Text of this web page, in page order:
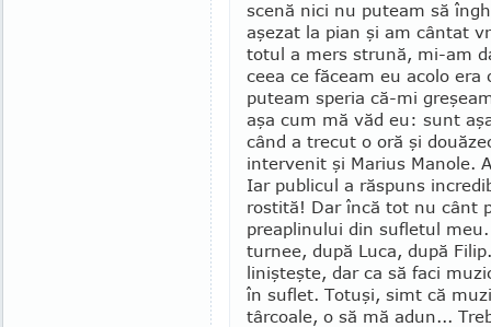
scenă nici nu puteam să
aşezat la pian şi am cântat
totul a mers strună, mi-am
ceea ce făceam eu acolo
puteam speria că-mi
aşa cum mă văd eu: sunt
când a trecut o oră şi
intervenit şi Marius Manole.
Iar publicul a răspuns
rostită! Dar încă tot nu cânt
preaplinului din sufletul
turnee, după Luca, după
linişteşte, dar ca să faci
în suflet. Totuşi, simt că
târcoale, o să mă adun...